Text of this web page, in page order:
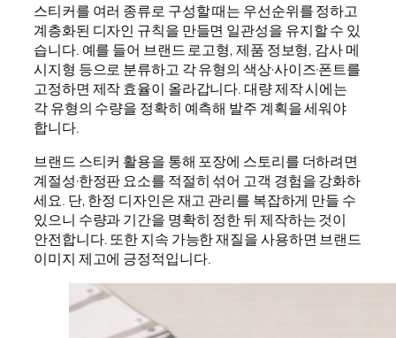
스티커를 여러 종류로 구성할 때는 우선순위를 정하고
계층화된 디자인 규칙을 만들면 일관성을 유지할 수 있
습니다. 예를 들어 브랜드 로고형, 제품 정보형, 감사 메
시지형 등으로 분류하고 각 유형의 색상·사이즈·폰트를
고정하면 제작 효율이 올라갑니다. 대량 제작 시에는
각 유형의 수량을 정확히 예측해 발주 계획을 세워야
합니다.
브랜드 스티커 활용을 통해 포장에 스토리를 더하려면
계절성·한정판 요소를 적절히 섞어 고객 경험을 강화하
세요. 단, 한정 디자인은 재고 관리를 복잡하게 만들 수
있으니 수량과 기간을 명확히 정한 뒤 제작하는 것이
안전합니다. 또한 지속 가능한 재질을 사용하면 브랜드
이미지 제고에 긍정적입니다.